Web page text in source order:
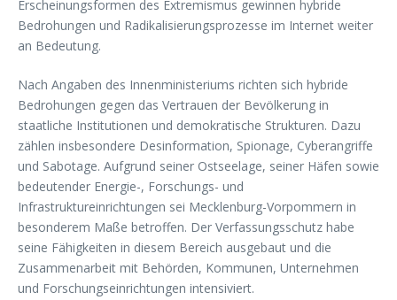
Erscheinungsformen des Extremismus gewinnen hybride
Bedrohungen und Radikalisierungsprozesse im Internet weiter
an Bedeutung.
Nach Angaben des Innenministeriums richten sich hybride
Bedrohungen gegen das Vertrauen der Bevölkerung in
staatliche Institutionen und demokratische Strukturen. Dazu
zählen insbesondere Desinformation, Spionage, Cyberangriffe
und Sabotage. Aufgrund seiner Ostseelage, seiner Häfen sowie
bedeutender Energie-, Forschungs- und
Infrastruktureinrichtungen sei Mecklenburg-Vorpommern in
besonderem Maße betroffen. Der Verfassungsschutz habe
seine Fähigkeiten in diesem Bereich ausgebaut und die
Zusammenarbeit mit Behörden, Kommunen, Unternehmen
und Forschungseinrichtungen intensiviert.